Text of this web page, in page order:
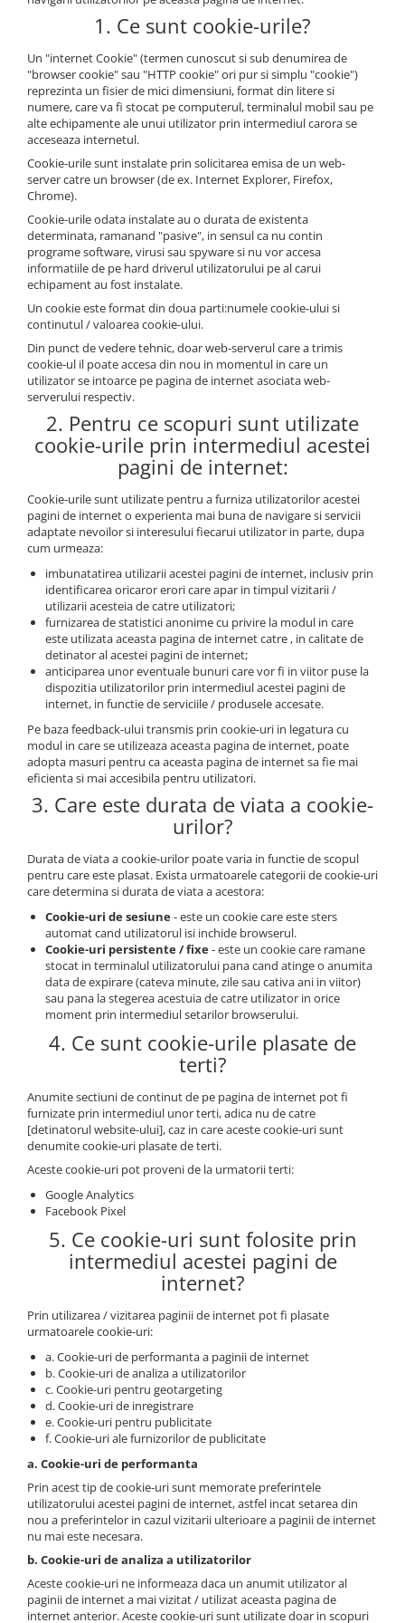
Protectie piele
Protectie vizuala
Vopsire
Sisteme si pahare PPS
Pahare de amestec
Curatare
Tinichigerie
1. Ce sunt cookie-urile?
Un "internet Cookie" (termen cunoscut si sub denumirea de
"browser cookie" sau "HTTP cookie" ori pur si simplu "cookie")
reprezinta un fisier de mici dimensiuni, format din litere si
numere, care va fi stocat pe computerul, terminalul mobil sau pe
alte echipamente ale unui utilizator prin intermediul carora se
acceseaza internetul.
Cookie-urile sunt instalate prin solicitarea emisa de un web-
server catre un browser (de ex. Internet Explorer, Firefox,
Chrome).
Cookie-urile odata instalate au o durata de existenta
determinata, ramanand "pasive", in sensul ca nu contin
programe software, virusi sau spyware si nu vor accesa
informatiile de pe hard driverul utilizatorului pe al carui
echipament au fost instalate.
Un cookie este format din doua parti:numele cookie-ului si
continutul / valoarea cookie-ului.
Din punct de vedere tehnic, doar web-serverul care a trimis
cookie-ul il poate accesa din nou in momentul in care un
utilizator se intoarce pe pagina de internet asociata web-
serverului respectiv.
2. Pentru ce scopuri sunt utilizate
cookie-urile prin intermediul acestei
pagini de internet:
Cookie-urile sunt utilizate pentru a furniza utilizatorilor acestei
pagini de internet o experienta mai buna de navigare si servicii
adaptate nevoilor si interesului fiecarui utilizator in parte, dupa
cum urmeaza:
imbunatatirea utilizarii acestei pagini de internet, inclusiv prin
identificarea oricaror erori care apar in timpul vizitarii /
utilizarii acesteia de catre utilizatori;
furnizarea de statistici anonime cu privire la modul in care
este utilizata aceasta pagina de internet catre , in calitate de
detinator al acestei pagini de internet;
anticiparea unor eventuale bunuri care vor fi in viitor puse la
dispozitia utilizatorilor prin intermediul acestei pagini de
internet, in functie de serviciile / produsele accesate.
Pe baza feedback-ului transmis prin cookie-uri in legatura cu
modul in care se utilizeaza aceasta pagina de internet, poate
adopta masuri pentru ca aceasta pagina de internet sa fie mai
eficienta si mai accesibila pentru utilizatori.
3. Care este durata de viata a cookie-
urilor?
Durata de viata a cookie-urilor poate varia in functie de scopul
pentru care este plasat. Exista urmatoarele categorii de cookie-uri
care determina si durata de viata a acestora:
Cookie-uri de sesiune- este un cookie care este sters
automat cand utilizatorul isi inchide browserul.
Cookie-uri persistente / fixe- este un cookie care ramane
stocat in terminalul utilizatorului pana cand atinge o anumita
data de expirare (cateva minute, zile sau cativa ani in viitor)
sau pana la stegerea acestuia de catre utilizator in orice
moment prin intermediul setarilor browserului.
4. Ce sunt cookie-urile plasate de
terti?
Anumite sectiuni de continut de pe pagina de internet pot fi
furnizate prin intermediul unor terti, adica nu de catre
[detinatorul website-ului], caz in care aceste cookie-uri sunt
denumite cookie-uri plasate de terti.
Aceste cookie-uri pot proveni de la urmatorii terti:
Google Analytics
Facebook Pixel
5. Ce cookie-uri sunt folosite prin
intermediul acestei pagini de
internet?
Prin utilizarea / vizitarea paginii de internet pot fi plasate
urmatoarele cookie-uri:
a. Cookie-uri de performanta a paginii de internet
b. Cookie-uri de analiza a utilizatorilor
c. Cookie-uri pentru geotargeting
d. Cookie-uri de inregistrare
e. Cookie-uri pentru publicitate
f. Cookie-uri ale furnizorilor de publicitate
a. Cookie-uri de performanta
Prin acest tip de cookie-uri sunt memorate preferintele
utilizatorului acestei pagini de internet, astfel incat setarea din
nou a preferintelor in cazul vizitarii ulterioare a paginii de internet
nu mai este necesara.
b. Cookie-uri de analiza a utilizatorilor
Aceste cookie-uri ne informeaza daca un anumit utilizator al
paginii de internet a mai vizitat / utilizat aceasta pagina de
internet anterior. Aceste cookie-uri sunt utilizate doar in scopuri